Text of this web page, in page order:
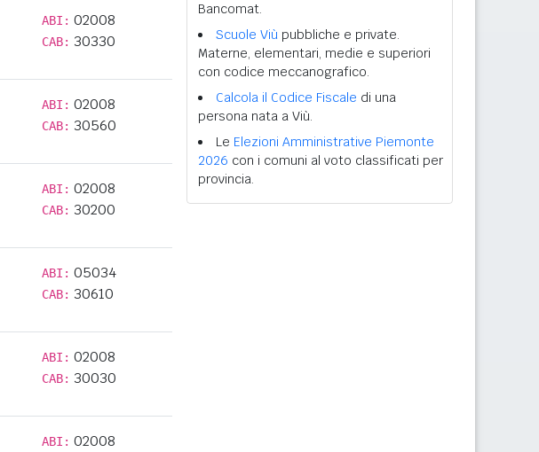
ABI: 02008
CAB: 30330
ABI: 02008
CAB: 30560
ABI: 02008
CAB: 30200
ABI: 05034
CAB: 30610
ABI: 02008
CAB: 30030
ABI: 02008
Bancomat.
Scuole Viù pubbliche e private.
Materne, elementari, medie e superiori
con codice meccanografico.
Calcola il Codice Fiscale di una
persona nata a Viù.
Le Elezioni Amministrative Piemonte
2026 con i comuni al voto classificati per
provincia.